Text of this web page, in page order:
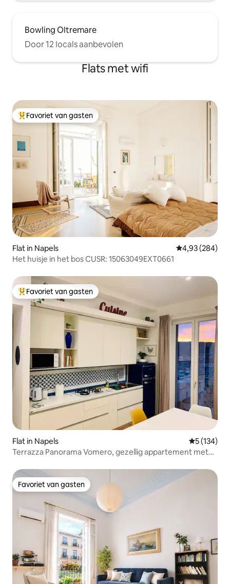
Bowling Oltremare
Door 12 locals aanbevolen
Flats met wifi
Topfavoriet van gasten
Favoriet van gasten
Flat in Napels Gemiddelde
4,93 (284)
Het huisje in het bos CUSR: 15063049EXT0661
Topfavoriet van gasten
Favoriet van gasten
Flat in Napels
5 (134)
Terrazza Panorama Vomero, gezellig appartement met
Favoriet van gasten
Favoriet van gasten